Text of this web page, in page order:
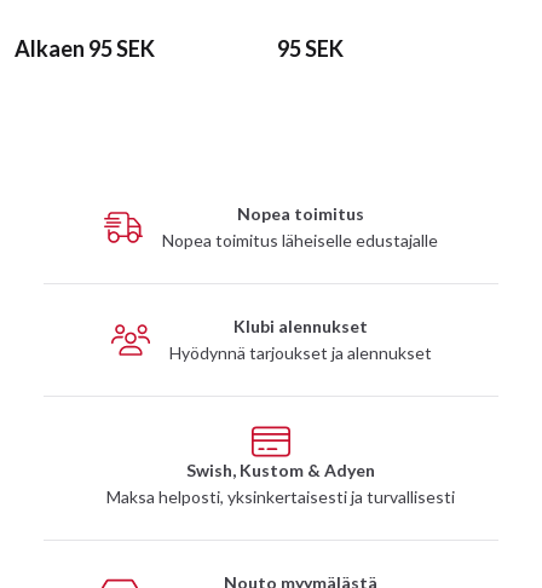
Alkaen 95 SEK 95 SEK
Nopea toimitus
Nopea toimitus läheiselle edustajalle
Klubi alennukset
Hyödynnä tarjoukset ja alennukset
Swish, Kustom & Adyen
Maksa helposti, yksinkertaisesti ja turvallisesti
Nouto myymälästä